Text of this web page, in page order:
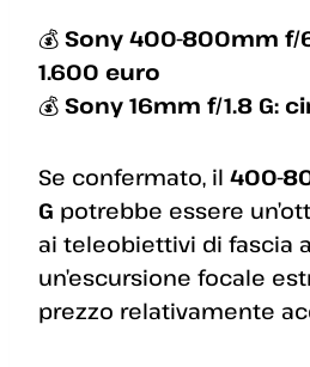
💰 Sony 400-800mm f/
1.600 euro
💰 Sony 16mm f/1.8 G:
Se confermato, il 400-
G potrebbe essere
ai teleobiettivi di fascia
un’escursione focale
prezzo relativamente